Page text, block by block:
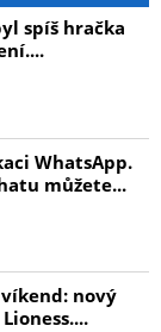
spíš hračka
WhatsApp.
můžete...
nový